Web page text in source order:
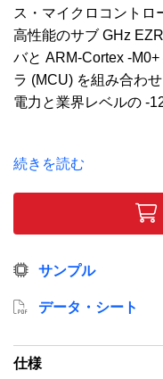
ス・マイクロコントロ
高性能のサブ GHz
バと ARM-Cortex -
ラ (MCU) を組み合わ
電力と業界レベルの -
てサブ GHz 無線の送
テリー駆動アプリケー
を提供します。このデ
ュ、8 kB RAM、27
います。
続きを読む
サンプル
データ・シート
仕様